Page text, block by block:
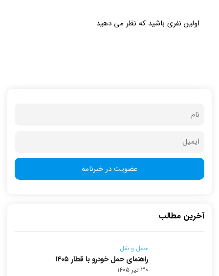
اولین نفری باشید که نظر می دهید
آخرین مطالب
حمل و نقل
راهنمای حمل خودرو با قطار ۱۴۰۵
۳۰ تیر ۱۴۰۵